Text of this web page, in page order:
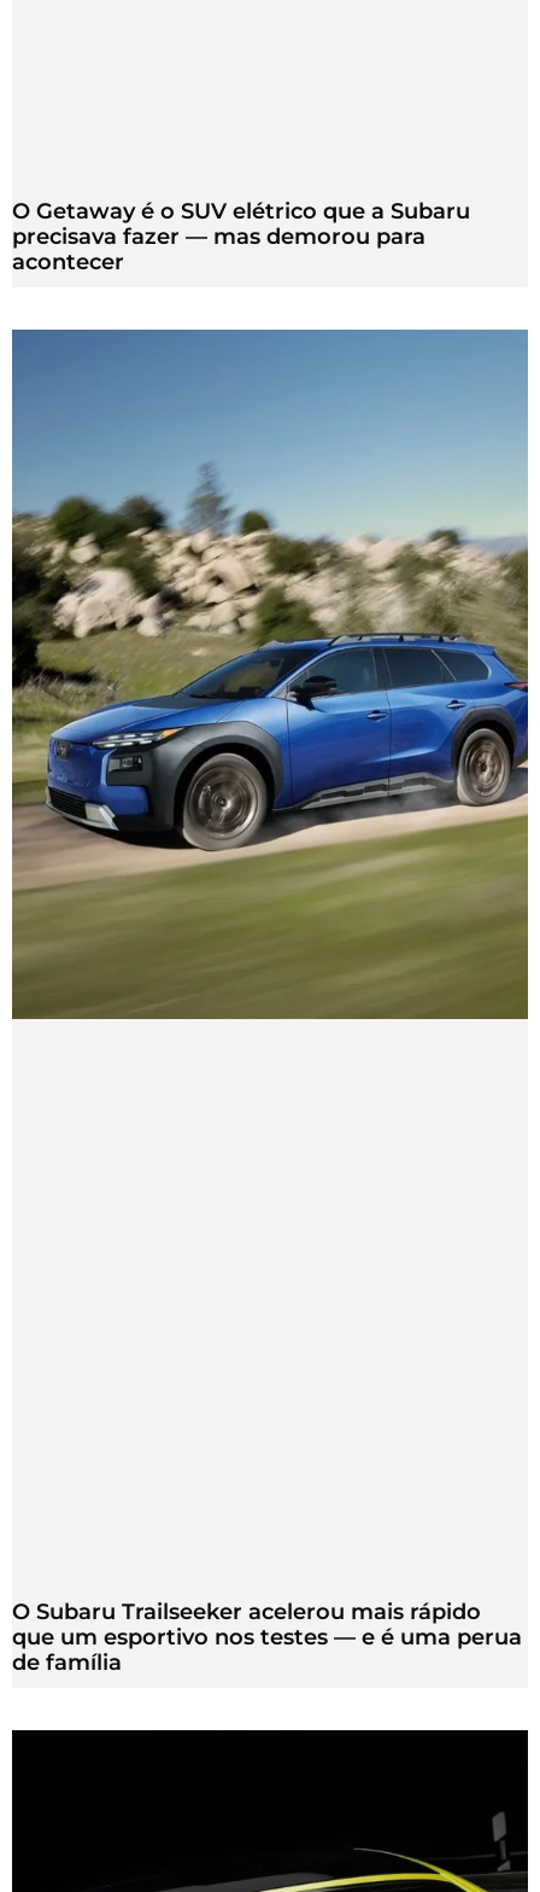
O Getaway é o SUV elétrico que a Subaru
precisava fazer — mas demorou para
acontecer
O Subaru Trailseeker acelerou mais rápido
que um esportivo nos testes — e é uma perua
de família